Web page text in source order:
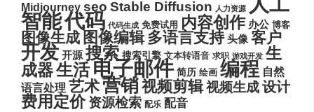
Midjourney seo Stable Diffusion 人力资源
智能代码 代码生成 免费试用 内容创作 办公 博客
图像生成 图像编辑 多语言支持 头像 客户
开发 开源 搜索 搜索引擎 文本转语音 求职 游戏开发 生
成器生活电子邮件 简历 绘画 编程 自然
语言处理 艺术营销视频剪辑视频生成设计
费用定价 资源检索 配乐 配音